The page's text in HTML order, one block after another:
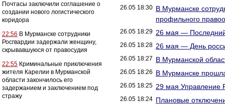
Почтасы заключили соглашение о
создании нового логистического
коридора
22:56 В Мурманске сотрудники
Росгвардии задержали женщину,
скрывавшуюся от правосудия
22:55 Криминальные приключения
жителя Карелии в Мурманской
области закончилось его
задержанием и заключением под
стражу
26.05 18:30 В Мурманске
профильного
26.05 18:29 26 мая —
26.05 18:28 26 мая — День
26.05 18:27 В Мурманской
26.05 18:26 В Мурманске
26.05 18:25 29 мая Управление
26.05 18:24 Плановые